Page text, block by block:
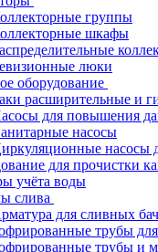
группы
шкафы
люки
оборудование
расширительные и
для повышения
насосы
насосы
для прочистки
учёта воды
слива
для сливных
трубы
трубы и